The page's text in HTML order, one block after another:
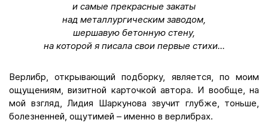
и самые прекрасные закаты
над металлургическим заводом,
шершавую бетонную стену,
на которой я писала свои первые стихи...
Верлибр, открывающий подборку, является, по моим
ощущениям, визитной карточкой автора. И вообще, на
мой взгляд, Лидия Шаркунова звучит глубже, тоньше,
болезненней, ощутимей – именно в верлибрах.